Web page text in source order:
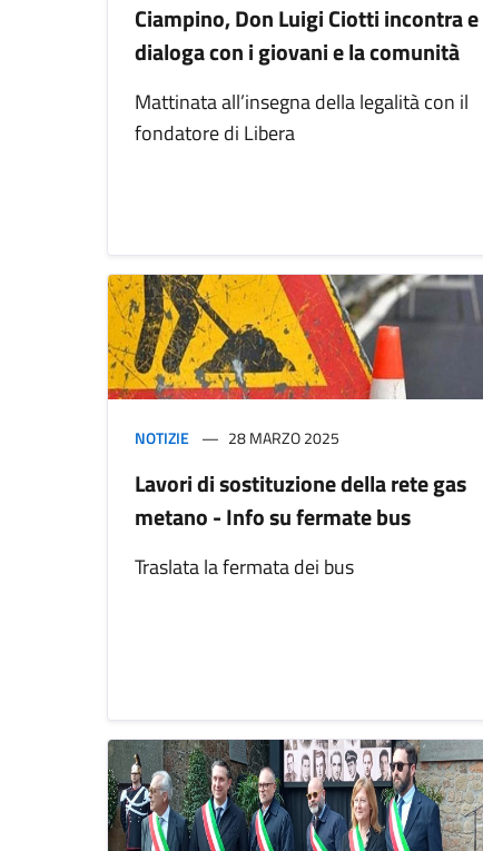
Ciampino, Don Luigi Ciotti incontra e
dialoga con i giovani e la comunità
Mattinata all’insegna della legalità con il
fondatore di Libera
NOTIZIE 28 MARZO 2025
Lavori di sostituzione della rete gas
metano - Info su fermate bus
Traslata la fermata dei bus